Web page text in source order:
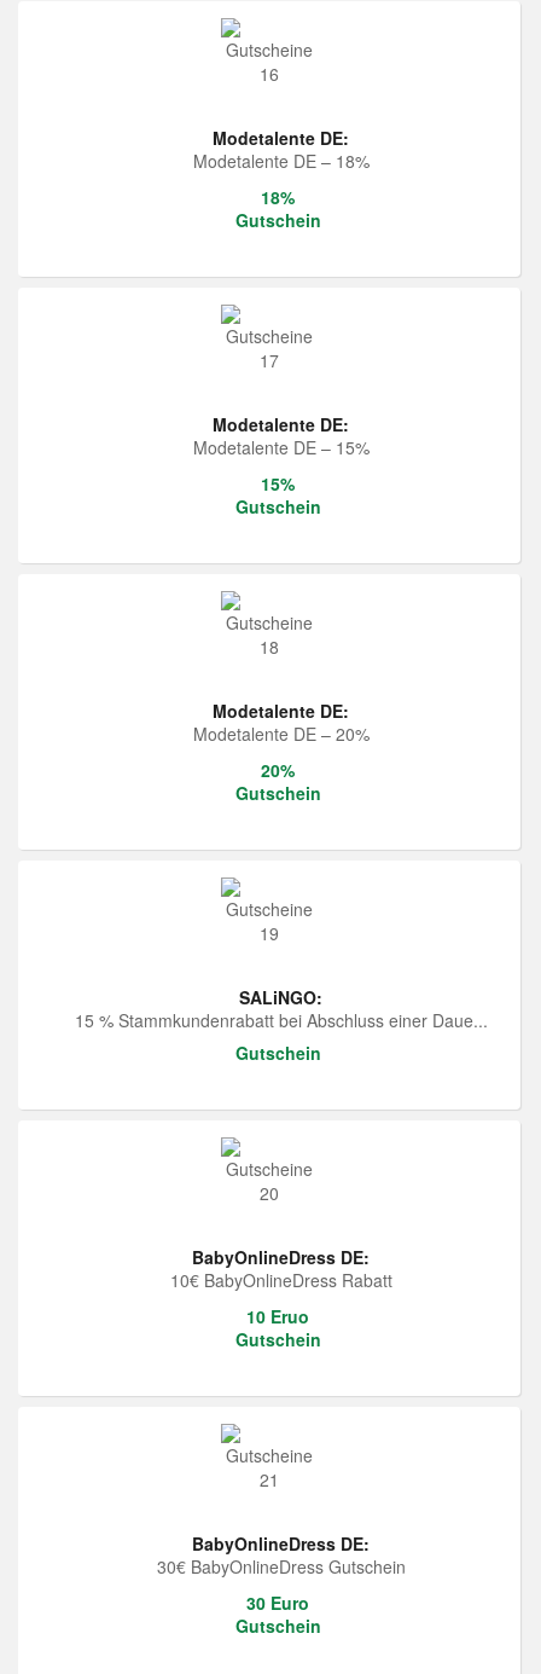
Modetalente DE:
Modetalente DE – 18%
18%
Gutschein
Modetalente DE:
Modetalente DE – 15%
15%
Gutschein
Modetalente DE:
Modetalente DE – 20%
20%
Gutschein
SALiNGO:
15 % Stammkundenrabatt bei Abschluss einer Daue...
Gutschein
BabyOnlineDress DE:
10€ BabyOnlineDress Rabatt
10 Eruo
Gutschein
BabyOnlineDress DE:
30€ BabyOnlineDress Gutschein
30 Euro
Gutschein